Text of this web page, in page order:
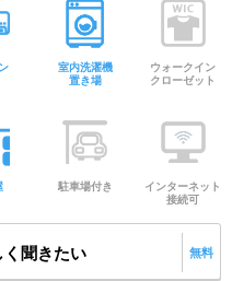
室内洗濯機
置き場
ウォークイン
クローゼット
駐車場付き
インターネット
接続可
聞きたい 無料